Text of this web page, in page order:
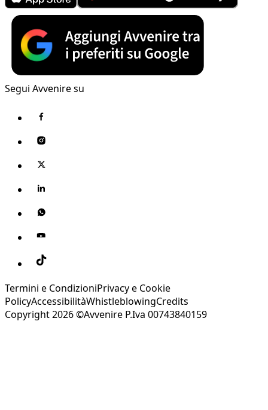
Segui Avvenire su
Termini e CondizioniPrivacy e Cookie
PolicyAccessibilitàWhistleblowingCredits
Copyright 2026 ©Avvenire P.Iva 00743840159